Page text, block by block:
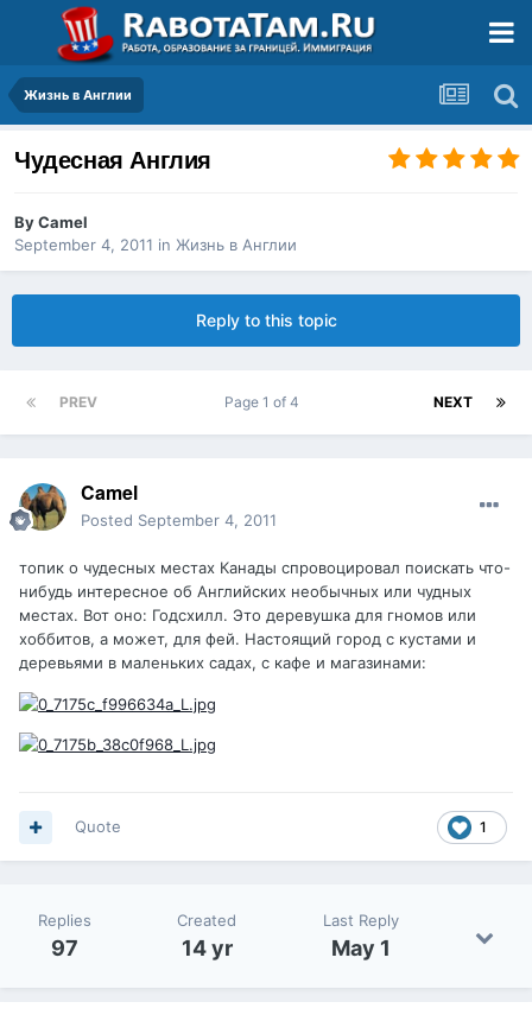
Жизнь в Англии
Чудесная Англия
ByCamel
September 4, 2011 in Жизнь в Англии
Reply to this topic
PREV NEXT
Page 1 of 4
Camel
Posted September 4, 2011
топик о чудесных местах Канады спровоцировал поискать что-
нибудь интересное об Английских необычных или чудных
местах. Вот оно: Годсхилл. Это деревушка для гномов или
хоббитов, а может, для фей. Настоящий город с кустами и
деревьями в маленьких садах, с кафе и магазинами:
1
Quote
Replies
97
Created
14 yr
Last Reply
May 1